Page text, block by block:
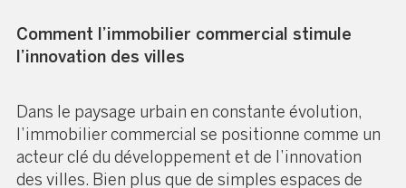
Comment l’immobilier commercial stimule
l’innovation des villes
Dans le paysage urbain en constante évolution,
l’immobilier commercial se positionne comme un
acteur clé du développement et de l’innovation
des villes. Bien plus que de simples espaces de